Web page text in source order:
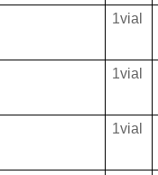
1vial
1vial
1vial